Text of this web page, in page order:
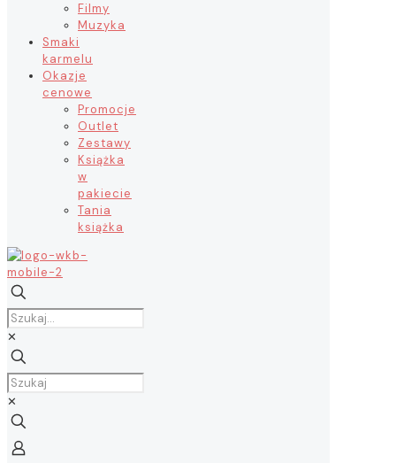
Filmy
Muzyka
Smaki
karmelu
Okazje
cenowe
Promocje
Outlet
Zestawy
Książka
w
pakiecie
Tania
książka
✕
✕